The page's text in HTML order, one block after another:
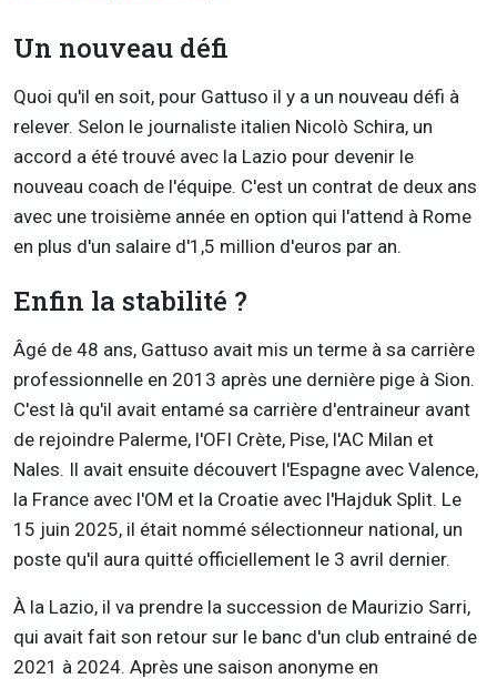
Un nouveau défi
Quoi qu'il en soit, pour Gattuso il y a un nouveau défi à
relever. Selon le journaliste italien Nicolò Schira, un
accord a été trouvé avec la Lazio pour devenir le
nouveau coach de l'équipe. C'est un contrat de deux ans
avec une troisième année en option qui l'attend à Rome
en plus d'un salaire d'1,5 million d'euros par an.
Enfin la stabilité ?
Âgé de 48 ans, Gattuso avait mis un terme à sa carrière
professionnelle en 2013 après une dernière pige à Sion.
C'est là qu'il avait entamé sa carrière d'entraineur avant
de rejoindre Palerme, l'OFI Crète, Pise, l'AC Milan et
Nales. Il avait ensuite découvert l'Espagne avec Valence,
la France avec l'OM et la Croatie avec l'Hajduk Split. Le
15 juin 2025, il était nommé sélectionneur national, un
poste qu'il aura quitté officiellement le 3 avril dernier.
À la Lazio, il va prendre la succession de Maurizio Sarri,
qui avait fait son retour sur le banc d'un club entrainé de
2021 à 2024. Après une saison anonyme en